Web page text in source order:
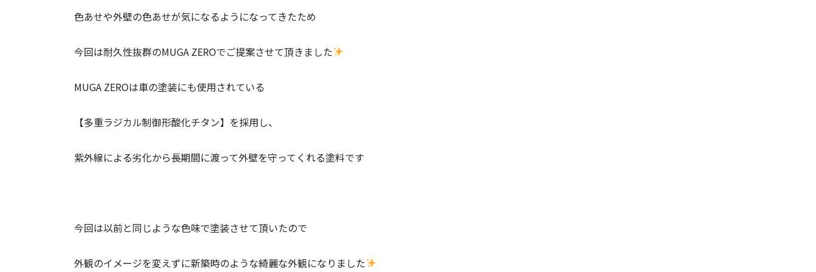
色あせや外壁の色あせが気になるようになってきたため
今回は耐久性抜群のMUGA ZEROでご提案させて頂きました
MUGA ZEROは車の塗装にも使用されている
【多重ラジカル制御形酸化チタン】を採用し、
紫外線による劣化から長期間に渡って外壁を守ってくれる塗料です
今回は以前と同じような色味で塗装させて頂いたので
外観のイメージを変えずに新築時のような綺麗な外観になりました